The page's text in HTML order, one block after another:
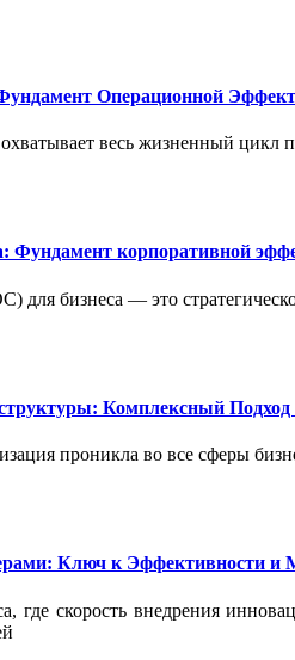
Операционной
весь жизненный цикл
Фундамент корпоративной
для бизнеса — это
Комплексный
проникла во все сферы
Ключ к Эффективности и
где скорость внедрения